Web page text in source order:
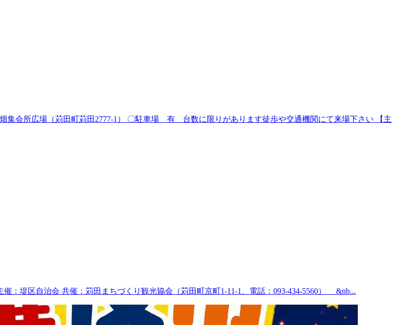
集会所広場（苅田町苅田2777-1） 〇駐車場 有 台数に限りがあります徒歩や交通機関にて来場下さい 【主
：堤区自治会 共催：苅田まちづくり観光協会（苅田町京町1-11-1、電話：093-434-5560） &nb...